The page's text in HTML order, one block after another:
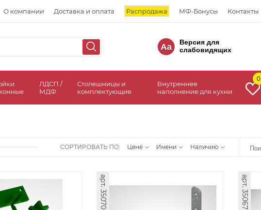
О компании Доставка и оплата Распродажа МФ-Бонусы Контакты
Aa
Версия для
слабовидящих
ЛДСП /
МДФ
Столешницы и
комплектующие
Внутреннее
наполнение для кухни
0
СОРТИРОВАТЬ ПО: Цене Имени Наличию
арт. 35070 арт. 35067